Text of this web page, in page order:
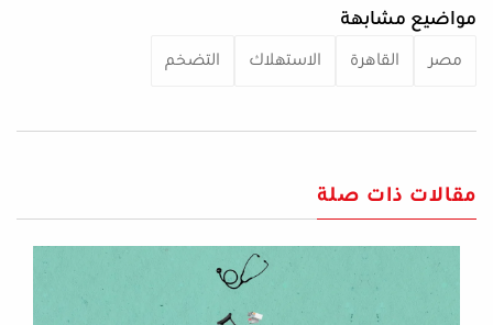
مواضيع مشابهة
مصر القاهرة الاستهلاك التضخم
مقالات ذات صلة